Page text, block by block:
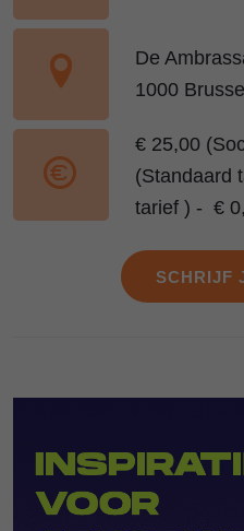
De
1000 Brussel
€ 25,00
(Standaard
tarief ) - €
SCHRIJF